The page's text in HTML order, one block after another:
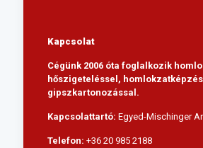
Kapcsolat
Cégünk 2006 óta foglalkozik
hőszigeteléssel,
gipszkartonozással.
Kapcsolattartó: Egyed-Mischinger
Telefon: +36 20 985 2188